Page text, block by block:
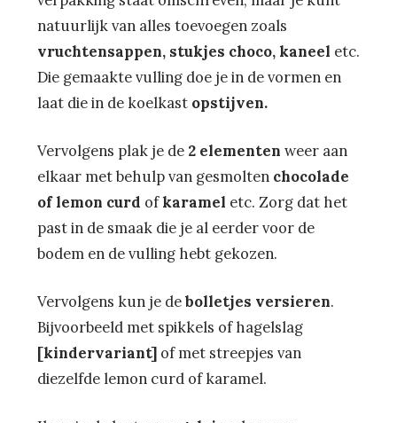
natuurlijk van alles toevoegen zoals
vruchtensappen, stukjes choco, kaneel etc.
Die gemaakte vulling doe je in de vormen en
laat die in de koelkast opstijven.
Vervolgens plak je de 2 elementen weer aan
elkaar met behulp van gesmolten chocolade
of lemon curd ofkaramel etc. Zorg dat het
past in de smaak die je al eerder voor de
bodem en de vulling hebt gekozen.
Vervolgens kun je debolletjes versieren.
Bijvoorbeeld met spikkels of hagelslag
[kindervariant] of met streepjes van
diezelfde lemon curd of karamel.